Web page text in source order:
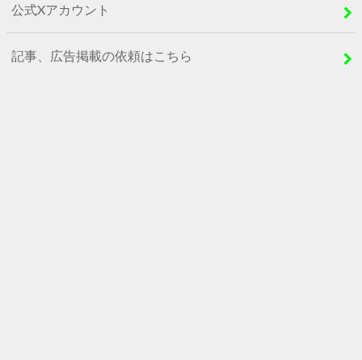
公式Xアカウント
記事、広告掲載の依頼はこちら